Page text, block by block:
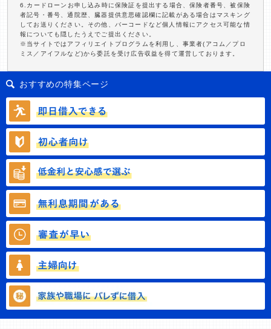
6.カードローンお申し込み時に保険証を提出する場合、保険者番号、被保険
者記号・番号、通院歴、臓器提供意思確認欄に記載がある場合はマスキング
してお送りください。その他、バーコードなど個人情報にアクセス可能な情
報についても隠したうえでご提出ください。
※当サイトではアフィリエイトプログラムを利用し、事業者(アコム／プロ
ミス／アイフルなど)から委託を受け広告収益を得て運営しております。
おすすめの特集ページ